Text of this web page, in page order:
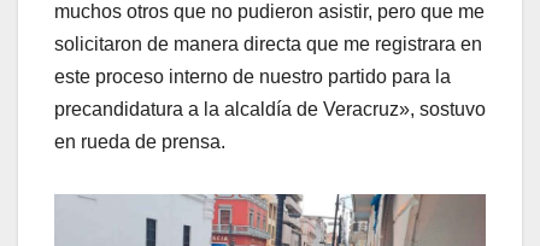
muchos otros que no pudieron asistir, pero que me
solicitaron de manera directa que me registrara en
este proceso interno de nuestro partido para la
precandidatura a la alcaldía de Veracruz», sostuvo
en rueda de prensa.